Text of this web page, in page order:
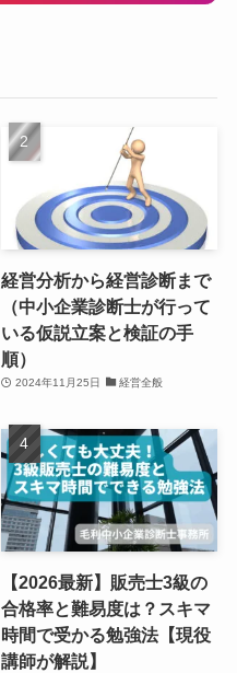
経営分析から経営診断まで
（中小企業診断士が行って
いる仮説立案と検証の手
順）
2024年11月25日 経営全般
【2026最新】販売士3級の
合格率と難易度は？スキマ
時間で受かる勉強法【現役
講師が解説】